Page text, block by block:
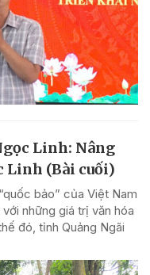
Linh: Nâng
Linh (Bài cuối)
bảo” của Việt Nam
những giá trị văn hóa
đó, tỉnh Quảng Ngãi